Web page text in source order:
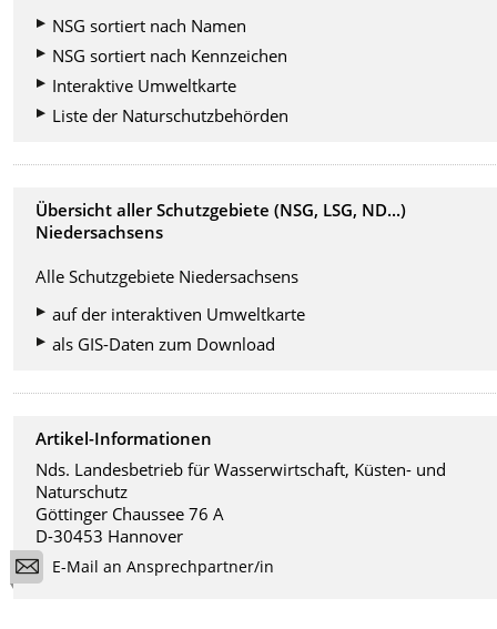
NSG sortiert nach Namen
NSG sortiert nach Kennzeichen
Interaktive Umweltkarte
Liste der Naturschutzbehörden
Übersicht aller Schutzgebiete (NSG, LSG, ND...)
Niedersachsens
Alle Schutzgebiete Niedersachsens
auf der interaktiven Umweltkarte
als GIS-Daten zum Download
Artikel-Informationen
Nds. Landesbetrieb für Wasserwirtschaft, Küsten- und
Naturschutz
Göttinger Chaussee 76 A
D-30453 Hannover
E-Mail an Ansprechpartner/in